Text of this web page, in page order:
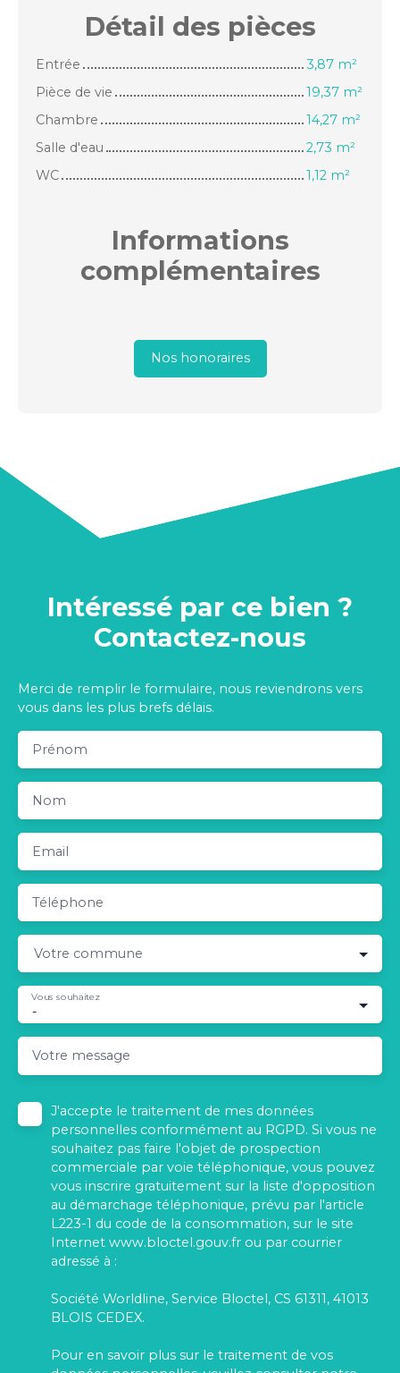
Détail des pièces
Entrée
3,87 m²
Pièce de vie
19,37 m²
Chambre
14,27 m²
Salle d'eau
2,73 m²
WC
1,12 m²
Informations
complémentaires
Nos honoraires
Intéressé par ce bien ?
Contactez-nous
Merci de remplir le formulaire, nous reviendrons vers
vous dans les plus brefs délais.
Prénom
Nom
Email
Téléphone
Votre commune
-
Vous souhaitez
Votre message
J'accepte le traitement de mes données
personnelles conformément au RGPD. Si vous ne
souhaitez pas faire l'objet de prospection
commerciale par voie téléphonique, vous pouvez
vous inscrire gratuitement sur la liste d'opposition
au démarchage téléphonique, prévu par l'article
L223-1 du code de la consommation, sur le site
Internet www.bloctel.gouv.fr ou par courrier
adressé à :
Société Worldline, Service Bloctel, CS 61311, 41013
BLOIS CEDEX.
Pour en savoir plus sur le traitement de vos